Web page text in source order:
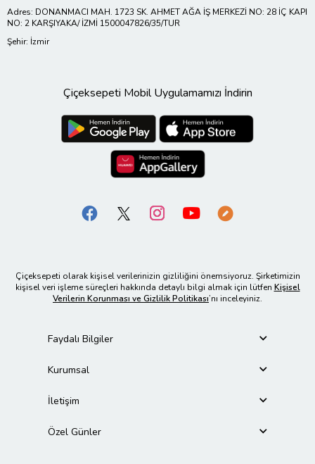
Adres: DONANMACI MAH. 1723 SK. AHMET AĞA İŞ MERKEZİ NO: 28 İÇ KAPI
NO: 2 KARŞIYAKA/ İZMİ 1500047826/35/TUR
Şehir: İzmir
Çiçeksepeti Mobil Uygulamamızı İndirin
Çiçeksepeti olarak kişisel verilerinizin gizliliğini önemsiyoruz. Şirketimizin
kişisel veri işleme süreçleri hakkında detaylı bilgi almak için lütfen Kişisel
Verilerin Korunması ve Gizlilik Politikası’nı inceleyiniz.
Faydalı Bilgiler
Kurumsal
İletişim
Özel Günler